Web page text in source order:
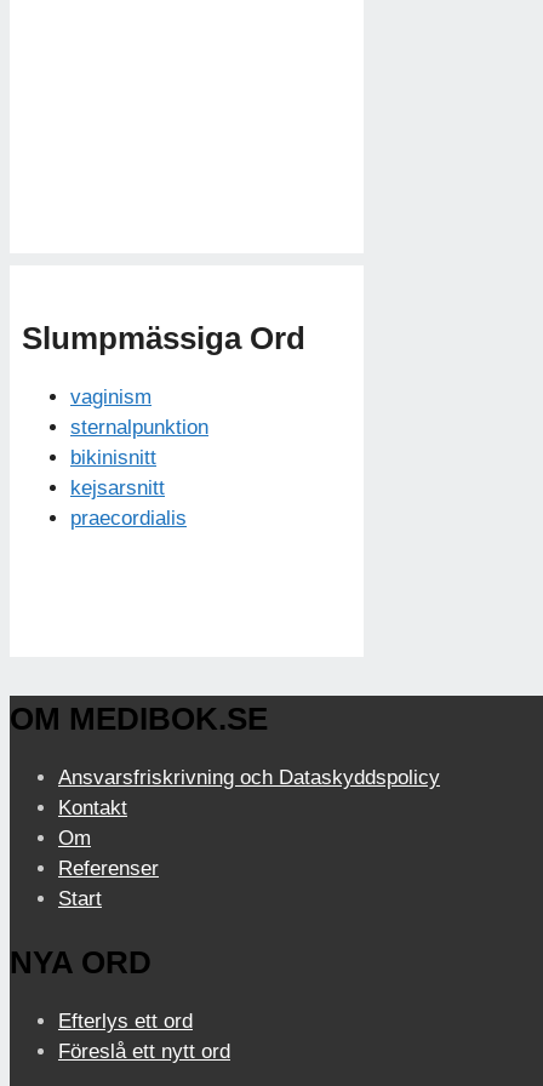
Slumpmässiga Ord
vaginism
sternalpunktion
bikinisnitt
kejsarsnitt
praecordialis
OM MEDIBOK.SE
Ansvarsfriskrivning och Dataskyddspolicy
Kontakt
Om
Referenser
Start
NYA ORD
Efterlys ett ord
Föreslå ett nytt ord